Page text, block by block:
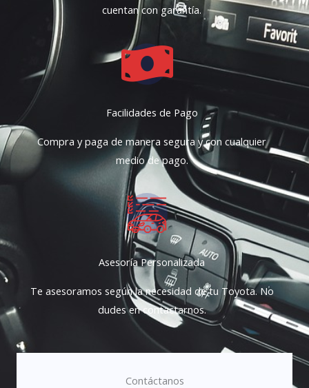
cuentan con garantía.
Facilidades de Pago
Compra y paga de manera segura y con cualquier
medio de pago.
Asesoría Personalizada
Te asesoramos según la necesidad de tu Toyota. No
dudes en contactarnos.
Contáctanos